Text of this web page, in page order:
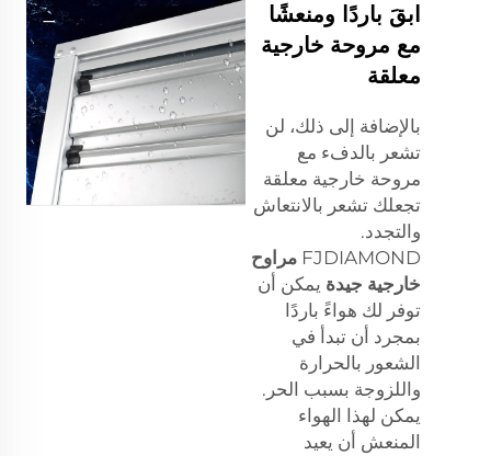
ابقَ باردًا ومنعشًا
مع مروحة خارجية
معلقة
بالإضافة إلى ذلك، لن
تشعر بالدفء مع
مروحة خارجية معلقة
تجعلك تشعر بالانتعاش
والتجدد.
FJDIAMOND مراوح
خارجية جيدة يمكن أن
توفر لك هواءً باردًا
بمجرد أن تبدأ في
الشعور بالحرارة
واللزوجة بسبب الحر.
يمكن لهذا الهواء
المنعش أن يعيد